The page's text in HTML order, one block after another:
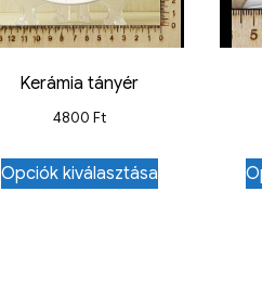
Kerámia tányér
4800 Ft
Opciók kiválasztása